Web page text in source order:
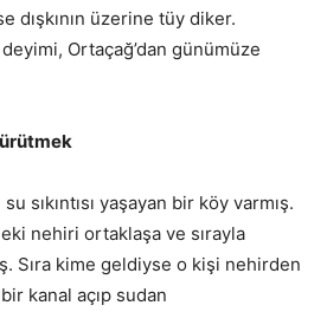
dışkının üzerine tüy diker.
Ortaçağ’dan günümüze
sıkıntısı yaşayan bir köy varmış.
nehiri ortaklaşa ve sırayla
Sıra kime geldiyse o kişi nehirden
kanal açıp sudan